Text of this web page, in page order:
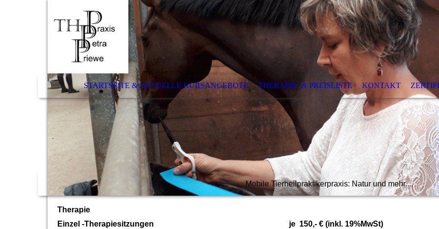
STARTSEITE & AKTUELLE KURSANGEBOTE THERAPIE- & PREISLISTE KONTAKT
Mobile Tierheilpraktikerpraxis: Natur und mehr....
Therapie
Einzel -Therapiesitzungen je 150,- € (inkl. 19%MwSt)